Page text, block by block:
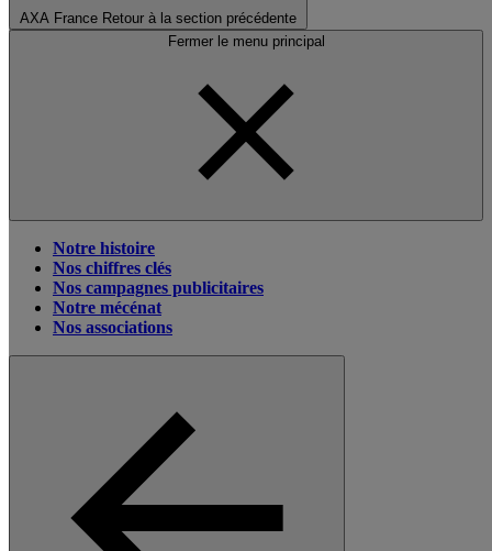
AXA France Retour à la section précédente
Fermer le menu principal
Notre histoire
Nos chiffres clés
Nos campagnes publicitaires
Notre mécénat
Nos associations